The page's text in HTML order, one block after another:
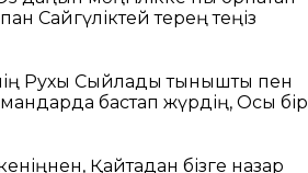
Сайгүліктей терең теңіз
Рухы Сыйлады тыныштық пен
бастап жүрдің, Осы бір
Қайтадан бізге назар